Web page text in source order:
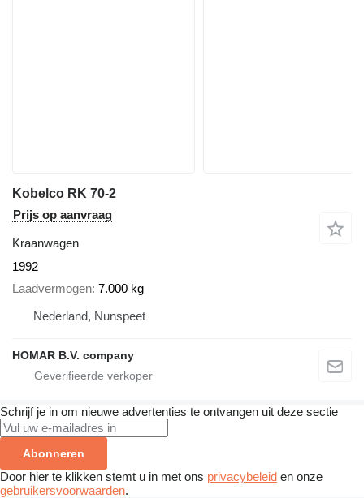
Kobelco RK 70-2
Prijs op aanvraag
Kraanwagen
1992
Laadvermogen 7.000 kg
Nederland, Nunspeet
HOMAR B.V. company
Schrijf je in om nieuwe advertenties te ontvangen uit deze sectie
Abonneren
Door hier te klikken stemt u in met ons privacybeleid en onze
gebruikersvoorwaarden.